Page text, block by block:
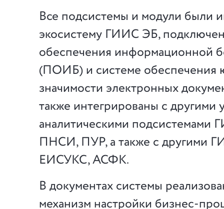
Все подсистемы и модули были
экосистему ГИИС ЭБ,
обеспечения информационной
(ПОИБ) и системе обеспечения
значимости электронных
также интегрированы с другими
аналитическими
ПНСИ, ПУР, а также с другими
ЕИСУКС, АСФК.
В документах системы
механизм настройки бизнес-